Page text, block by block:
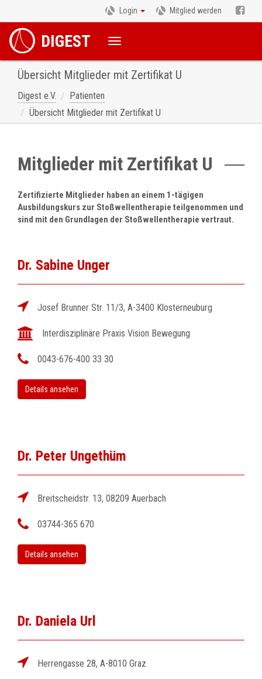
Login Mitglied werden
DIGEST
Übersicht Mitglieder mit Zertifikat U
Digest e.V.
Patienten
Übersicht Mitglieder mit Zertifikat U
Mitglieder mit Zertifikat U
Zertifizierte Mitglieder haben an einem 1-tägigen
Ausbildungskurs zur Stoßwellentherapie teilgenommen und
sind mit den Grundlagen der Stoßwellentherapie vertraut.
Dr. Sabine Unger
Josef Brunner Str. 11/3, A-3400 Klosterneuburg
Interdisziplinäre Praxis Vision Bewegung
0043-676-400 33 30
Details ansehen
Dr. Peter Ungethüm
Breitscheidstr. 13, 08209 Auerbach
03744-365 670
Details ansehen
Dr. Daniela Url
Herrengasse 28, A-8010 Graz